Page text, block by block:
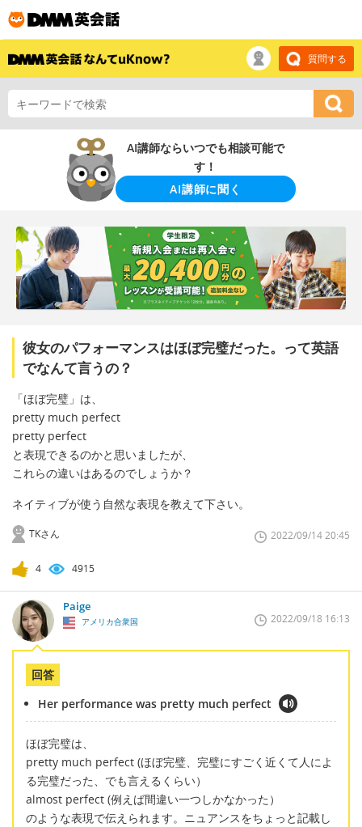
質問する
AI講師ならいつでも相談可能で
す！
AI講師に聞く
彼女のパフォーマンスはほぼ完璧だった。って英語
でなんて言うの？
「ほぼ完璧」は、
pretty much perfect
pretty perfect
と表現できるのかと思いましたが、
これらの違いはあるのでしょうか？
ネイティブが使う自然な表現を教えて下さい。
TKさん 2022/09/14 20:45
4 4915
Paige
アメリカ合衆国 2022/09/18 16:13
回答
Her performance was pretty much perfect
ほぼ完璧は、
pretty much perfect (ほぼ完璧、完璧にすごく近くて人によ
る完璧だった、でも言えるくらい）
almost perfect (例えば間違い一つしかなかった）
のような表現で伝えられます。ニュアンスをちょっと記載し